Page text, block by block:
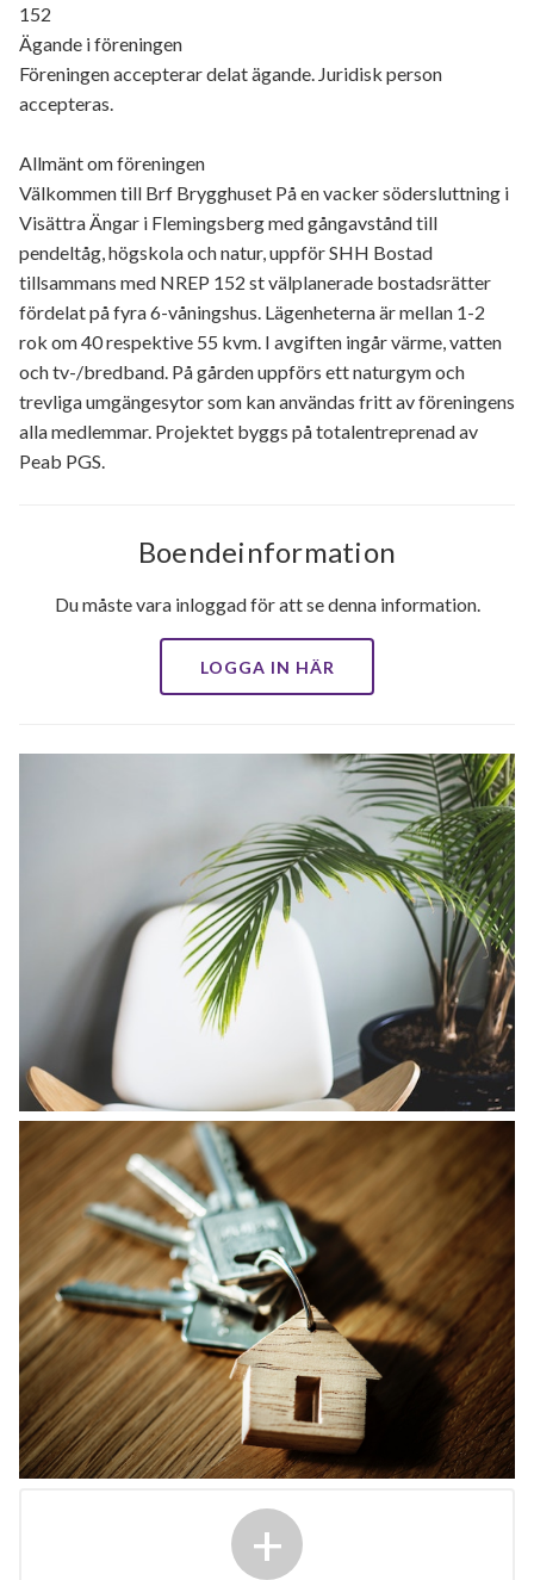
152
Ägande i föreningen
Föreningen accepterar delat ägande. Juridisk person
accepteras.
Allmänt om föreningen
Välkommen till Brf Brygghuset På en vacker södersluttning i
Visättra Ängar i Flemingsberg med gångavstånd till
pendeltåg, högskola och natur, uppför SHH Bostad
tillsammans med NREP 152 st välplanerade bostadsrätter
fördelat på fyra 6-våningshus. Lägenheterna är mellan 1-2
rok om 40 respektive 55 kvm. I avgiften ingår värme, vatten
och tv-/bredband. På gården uppförs ett naturgym och
trevliga umgängesytor som kan användas fritt av föreningens
alla medlemmar. Projektet byggs på totalentreprenad av
Peab PGS.
Boendeinformation
Du måste vara inloggad för att se denna information.
LOGGA IN HÄR
+